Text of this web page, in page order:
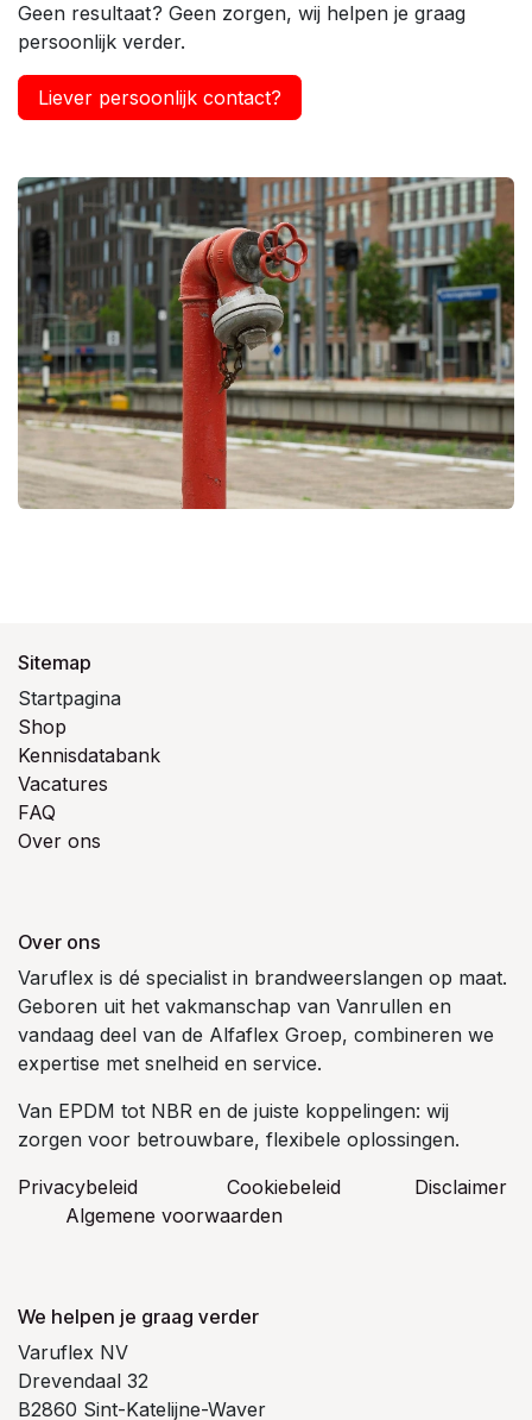
Geen resultaat? Geen zorgen, wij helpen je graag
persoonlijk verder.
Liever persoonlijk contact?
Sitemap
Startpagina
Shop
Kennisdatabank
Vacatures
FAQ
Over ons
Over ons
Varuflex is dé specialist in brandweerslangen op maat.
Geboren uit het vakmanschap van Vanrullen en
vandaag deel van de Alfaflex Groep, combineren we
expertise met snelheid en service.
Van EPDM tot NBR en de juiste koppelingen: wij
zorgen voor betrouwbare, flexibele oplossingen.
Privacybeleid
Cookiebeleid
​Disclaimer
Algemene voorwaarden
We helpen je graag verder
Varuflex NV
Drevendaal 32
B2860 Sint-Katelijne-Waver